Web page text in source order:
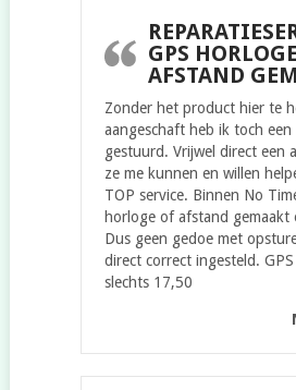
GPS
AFSTAND
Zonder het product hier te
aangeschaft heb ik toch een
gestuurd. Vrijwel direct een
ze me kunnen en willen
TOP service. Binnen No
horloge of afstand gemaakt
Dus geen gedoe met
direct correct ingesteld.
slechts 17,50